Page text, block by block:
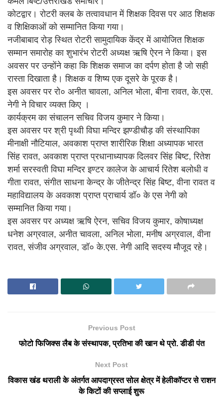
कोटद्वार। रोटरी क्लब के तत्वावधान में शिक्षक दिवस पर आठ शिक्षक
व शिक्षिकाओं को सम्मानित किया गया।
नजीबाबाद रोड़ स्थित रोटरी सामुदायिक केंद्र में आयोजित शिक्षक
सम्मान समारोह का शुभारंभ रोटरी अध्यक्ष ऋषि ऐरन ने किया। इस
अवसर पर उन्होंने कहा कि शिक्षक समाज का दर्पण होता है जो सही
रास्ता दिखाता है। शिक्षक व शिष्य एक दूसरे के पूरक है।
इस अवसर पर रो० अनीत चावला, अनिल भोला, बीना रावत, के.एस.
नेगी ने विचार व्यक्त किए ।
कार्यक्रम का संचालन सचिव विजय कुमार ने किया।
इस अवसर पर श्री पृथ्वी विघा मन्दिर झण्डीचौड़ की संस्थापिका
मीनाक्षी नौटियाल, अवकाश प्राप्त शारीरिक शिक्षा अध्यापक भारत
सिंह रावत, अवकाश प्राप्त प्रधानाध्यापक दिलवर सिंह बिष्ट, रितेश
शर्मा सरस्वती विघा मन्दिर इण्टर कालेज के आचार्य रितेश बलोधी व
गीता रावत, संगीत साधना केन्द्र के जीतेन्द्र सिंह बिष्ट, वीना रावत व
महाविद्यालय के अवकाश प्राप्त प्राचार्य डॉ० के एस नेगी को
सम्मानित किया गया।
इस अवसर पर अध्यक्ष ऋषि ऐरन, सचिव विजय कुमार, कोषाध्यक्ष
धनेश अग्रवाल, अनीत चावला, अनिल भोला, मनीष अग्रवाल, वीना
रावत, संजीव अग्रवाल, डॉ० के.एस. नेगी आदि सदस्य मौजूद रहे।
Previous Post
फोटो फिजिक्स लैब के संस्थापक, प्रतिभा की खान थे प्रो. डीडी पंत
Next Post
विकास खंड थराली के अंतर्गत आपदाग्रस्त सोल क्षेत्र में हेलीकॉप्टर से राशन
के किटों की सप्लाई शुरू